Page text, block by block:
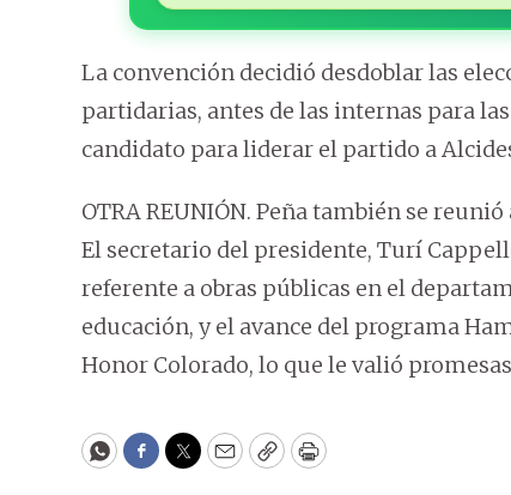
La convención decidió desdoblar las
partidarias, antes de las internas para
candidato para liderar el partido a
OTRA REUNIÓN. Peña también se
El secretario del presidente, Turí
referente a obras públicas en el
educación, y el avance del programa
Honor Colorado, lo que le valió
WhatsApp
Facebook
Twitter
EmailCopyPrint